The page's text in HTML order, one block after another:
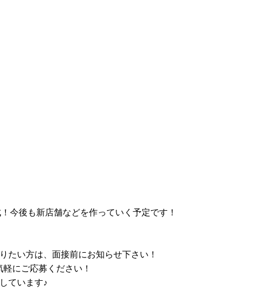
今後も新店舗などを作っていく予定です！
たい方は、面接前にお知らせ下さい！
にご応募ください！
ています♪